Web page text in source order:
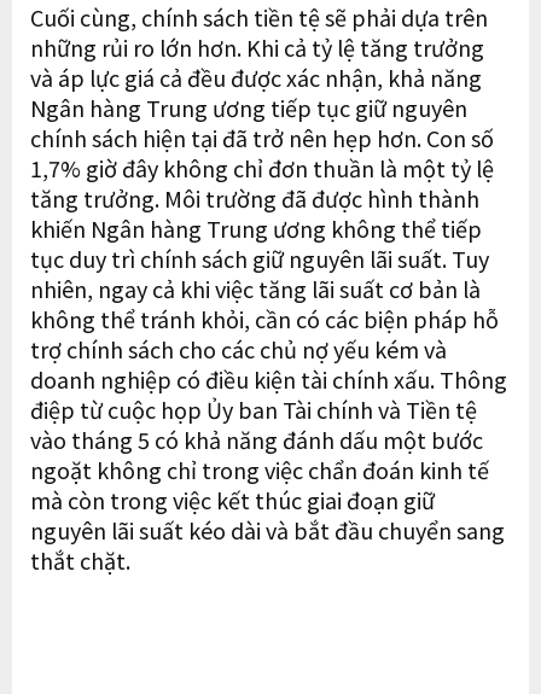
Cuối cùng, chính sách tiền tệ sẽ phải dựa trên
những rủi ro lớn hơn. Khi cả tỷ lệ tăng trưởng
và áp lực giá cả đều được xác nhận, khả năng
Ngân hàng Trung ương tiếp tục giữ nguyên
chính sách hiện tại đã trở nên hẹp hơn. Con số
1,7% giờ đây không chỉ đơn thuần là một tỷ lệ
tăng trưởng. Môi trường đã được hình thành
khiến Ngân hàng Trung ương không thể tiếp
tục duy trì chính sách giữ nguyên lãi suất. Tuy
nhiên, ngay cả khi việc tăng lãi suất cơ bản là
không thể tránh khỏi, cần có các biện pháp hỗ
trợ chính sách cho các chủ nợ yếu kém và
doanh nghiệp có điều kiện tài chính xấu. Thông
điệp từ cuộc họp Ủy ban Tài chính và Tiền tệ
vào tháng 5 có khả năng đánh dấu một bước
ngoặt không chỉ trong việc chẩn đoán kinh tế
mà còn trong việc kết thúc giai đoạn giữ
nguyên lãi suất kéo dài và bắt đầu chuyển sang
thắt chặt.